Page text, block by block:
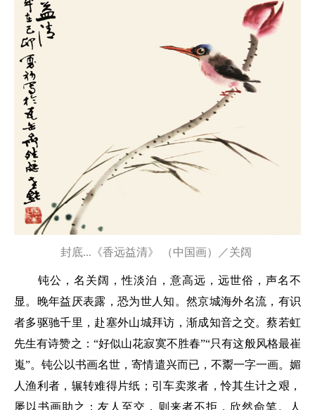
封底...《香远益清》 （中国画）／关阔
钝公，名关阔，性淡泊，意高远，远世俗，声名不
显。晚年益厌表露，恐为世人知。然京城海外名流，有识
者多驱驰千里，赴塞外山城拜访，渐成知音之交。蔡若虹
先生有诗赞之：“好似山花寂寞不胜春”“只有这般风格最崔
嵬”。钝公以书画名世，寄情遣兴而已，不鬻一字一画。媚
人渔利者，辗转难得片纸；引车卖浆者，怜其生计之艰，
屡以书画助之；友人至交，则来者不拒，欣然命笔。人